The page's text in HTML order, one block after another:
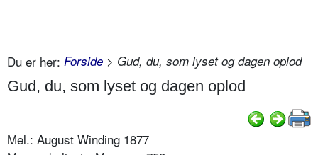
Du er her: Forside > Gud, du, som lyset og dagen oplod
Gud, du, som lyset og dagen oplod
Mel.: August Winding 1877